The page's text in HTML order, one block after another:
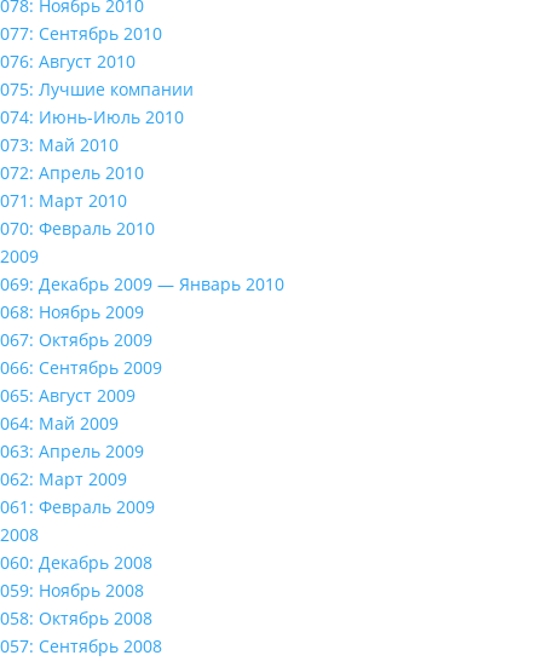
078: Ноябрь 2010
077: Сентябрь 2010
076: Август 2010
075: Лучшие компании
074: Июнь-Июль 2010
073: Май 2010
072: Апрель 2010
071: Март 2010
070: Февраль 2010
2009
069: Декабрь 2009 — Январь 2010
068: Ноябрь 2009
067: Октябрь 2009
066: Сентябрь 2009
065: Август 2009
064: Май 2009
063: Апрель 2009
062: Март 2009
061: Февраль 2009
2008
060: Декабрь 2008
059: Ноябрь 2008
058: Октябрь 2008
057: Сентябрь 2008